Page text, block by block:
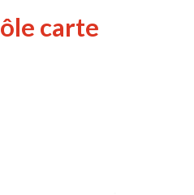
carte